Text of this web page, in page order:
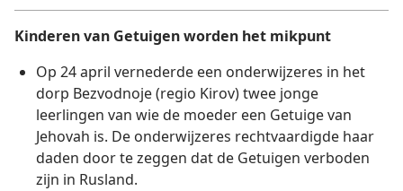
Kinderen van Getuigen worden het mikpunt
Op 24 april vernederde een onderwijzeres in het
dorp Bezvodnoje (regio Kirov) twee jonge
leerlingen van wie de moeder een Getuige van
Jehovah is. De onderwijzeres rechtvaardigde haar
daden door te zeggen dat de Getuigen verboden
zijn in Rusland.